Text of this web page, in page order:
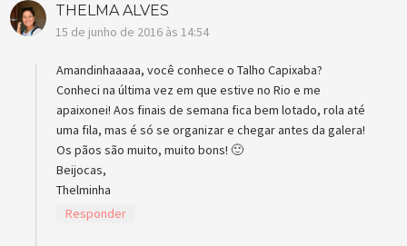
THELMA ALVES
15 de junho de 2016 às 14:54
Amandinhaaaaa, você conhece o Talho Capixaba?
Conheci na última vez em que estive no Rio e me
apaixonei! Aos finais de semana fica bem lotado, rola até
uma fila, mas é só se organizar e chegar antes da galera!
Os pãos são muito, muito bons! 🙂
Beijocas,
Thelminha
Responder